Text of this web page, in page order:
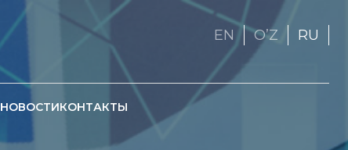
EN OʼZ RU
НОВОСТИКОНТАКТЫ